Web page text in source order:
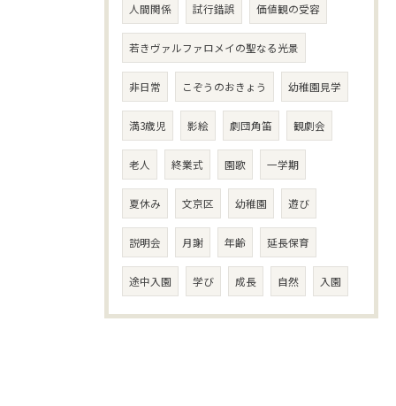
人間関係 試行錯誤 価値観の受容
若きヴァルファロメイの聖なる光景
非日常 こぞうのおきょう 幼稚園見学
満3歳児 影絵 劇団角笛 観劇会
老人 終業式 園歌 一学期
夏休み 文京区 幼稚園 遊び
説明会 月謝 年齢 延長保育
途中入園 学び 成長 自然 入園